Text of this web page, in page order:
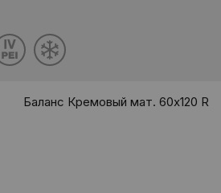
Баланс Кремовый мат. 60x120 R